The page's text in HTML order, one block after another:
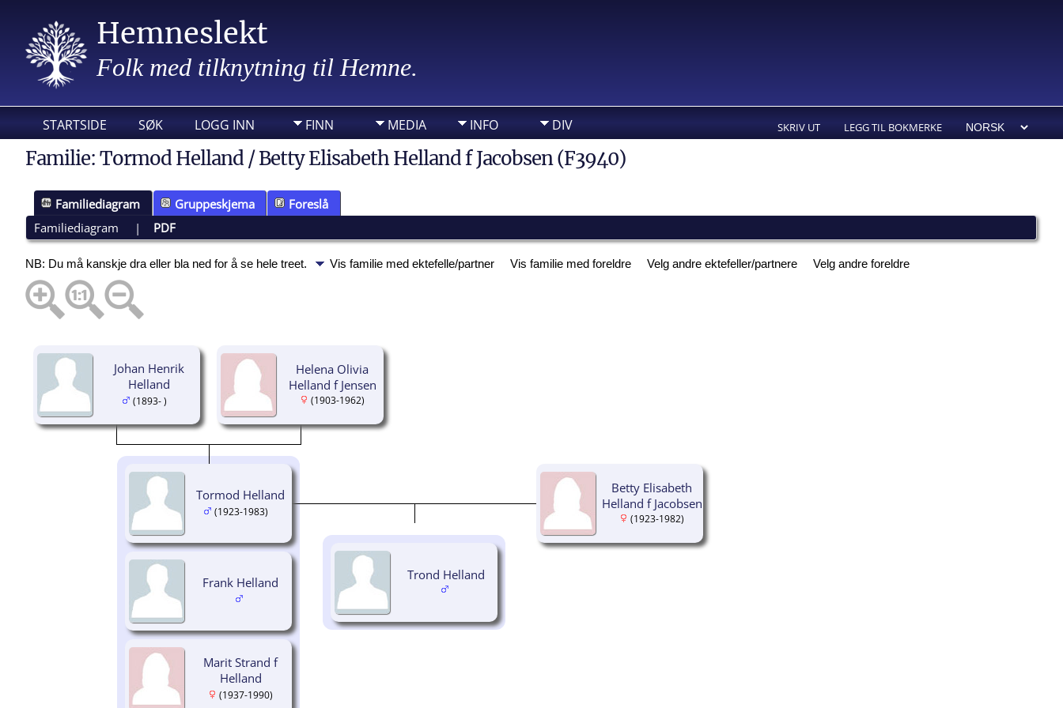
Hemneslekt
Folk med tilknytning til Hemne.
STARTSIDE SØK LOGG INN FINN MEDIA INFO DIV SKRIV UT LEGG TIL BOKMERKE
Familie: Tormod Helland / Betty Elisabeth Helland f Jacobsen (F3940)
Familiediagram Gruppeskjema
Foreslå
Familiediagram
| PDF
NB: Du må kanskje dra eller bla ned for å se hele treet. Vis familie med ektefelle/partner Vis familie med foreldre Velg andre ektefeller/partnere Velg andre foreldre
Johan Henrik
Helland
(1893- )
Helena Olivia
Helland f Jensen
(1903-1962)
Frank Helland
Marit Strand f
Helland
(1937-1990)
Tormod Helland
(1923-1983)
Betty Elisabeth
Helland f Jacobsen
(1923-1982)
Trond Helland